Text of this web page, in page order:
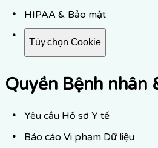
HIPAA & Bảo mật
Tùy chọn Cookie
Quyền Bệnh nhân
Yêu cầu Hồ sơ Y tế
Báo cáo Vi phạm Dữ liệu